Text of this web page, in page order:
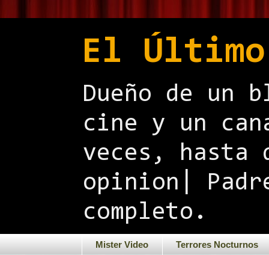
El
Dueño de un
cine y un
veces, hasta
opinion|
completo.
Mister Video Terrores Nocturnos